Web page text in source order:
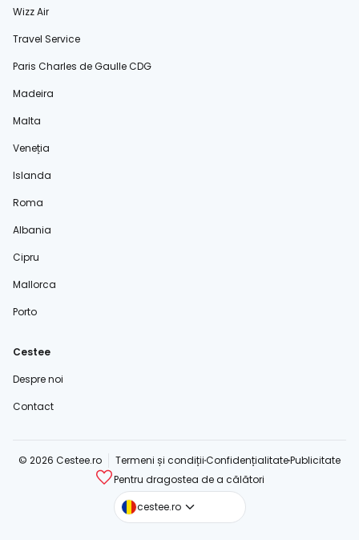
Wizz Air
Travel Service
Paris Charles de Gaulle CDG
Madeira
Malta
Veneția
Islanda
Roma
Albania
Cipru
Mallorca
Porto
Cestee
Despre noi
Contact
© 2026 Cestee.ro Termeni și condițiiConfidențialitatePublicitate
Pentru dragostea de a călători
cestee.ro
cestee.com
cestee.sk